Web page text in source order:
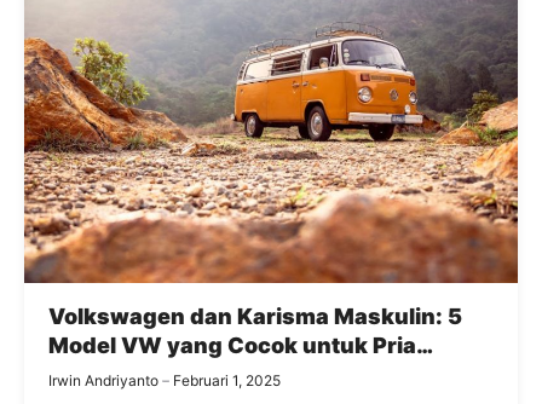
Volkswagen dan Karisma Maskulin: 5
Model VW yang Cocok untuk Pria
Modern
Irwin Andriyanto Februari 1, 2025